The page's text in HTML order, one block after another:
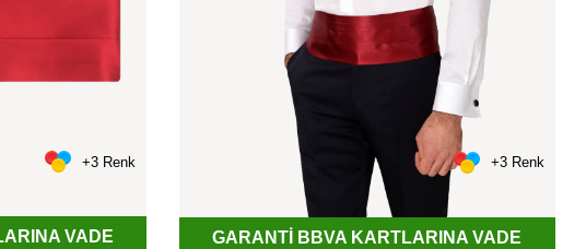
+3 Renk
VADE
+3 Renk
GARANTİ BBVA KARTLARINA VADE